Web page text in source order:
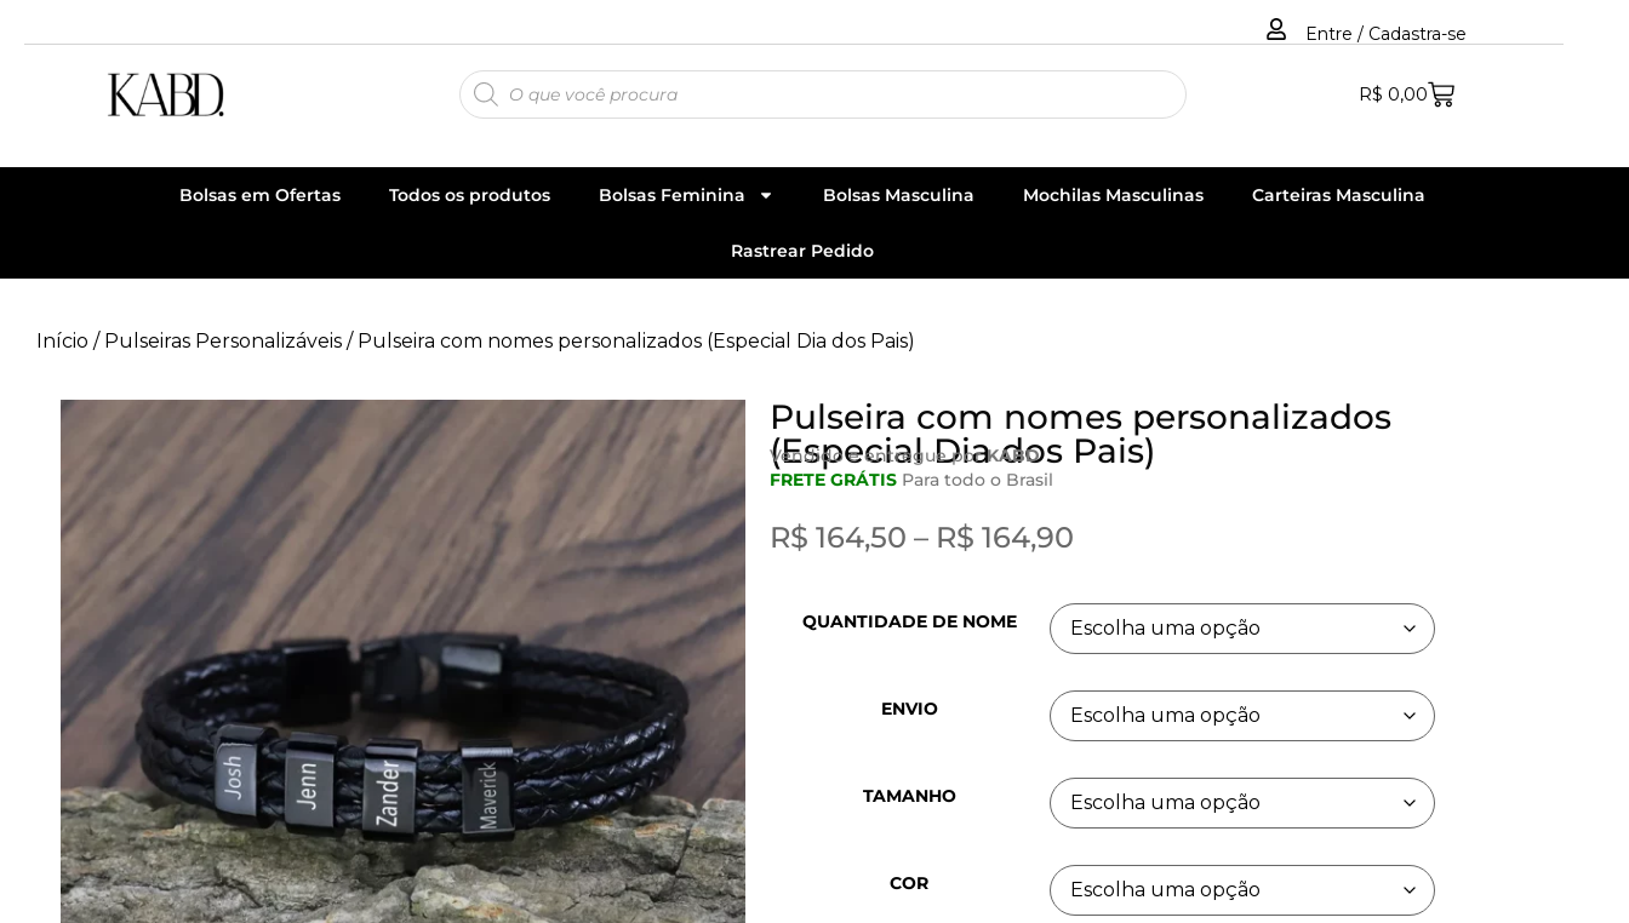
Entre / Cadastra-se
R$ 0,00
Bolsas em Ofertas Todos os produtos Bolsas Feminina Bolsas Masculina Mochilas Masculinas Carteiras Masculina
Rastrear Pedido
Início / Pulseiras Personalizáveis / Pulseira com nomes personalizados (Especial Dia dos Pais)
Pulseira com nomes personalizados
(Especial Dia dos Pais)
Vendido e entregue porKABD
FRETE GRÁTISPara todo o Brasil
R$ 164,50 – R$ 164,90
QUANTIDADE DE NOME
ENVIO
TAMANHO
COR